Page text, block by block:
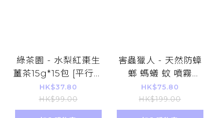
綠茶園 - 水梨紅棗生
薑茶15g*15包 [平行進
口]
HK$37.80
HK$99.00
害蟲獵人 - 天然防蟑
螂 螞蟻 蚊 噴霧
500ml 香茅精油防蟲
香港品牌官方直營
HK$75.80
HK$199.00